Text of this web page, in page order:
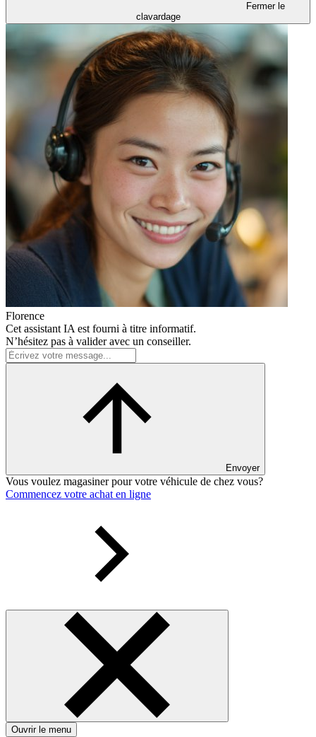
Fermer le
clavardage
Florence
Cet assistant IA est fourni à titre informatif.
N’hésitez pas à valider avec un conseiller.
Envoyer
Vous voulez magasiner pour votre véhicule de chez vous?
Commencez votre achat en ligne
Ouvrir le menu